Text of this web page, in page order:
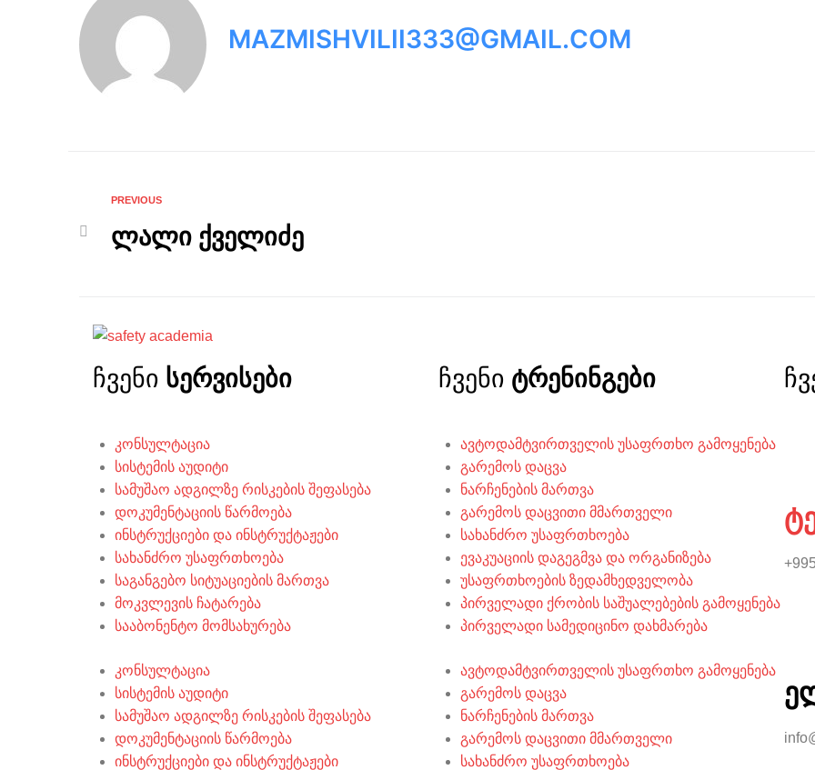
MAZMISHVILII333@GMAIL.COM
PREVIOUS
ლალი ქველიძე
ჩვენი სერვისები
კონსულტაცია
სისტემის აუდიტი
სამუშაო ადგილზე რისკების შეფასება
დოკუმენტაციის წარმოება
ინსტრუქციები და ინსტრუქტაჟები
სახანძრო უსაფრთხოება
საგანგებო სიტუაციების მართვა
მოკვლევის ჩატარება
სააბონენტო მომსახურება
კონსულტაცია
სისტემის აუდიტი
სამუშაო ადგილზე რისკების შეფასება
დოკუმენტაციის წარმოება
ინსტრუქციები და ინსტრუქტაჟები
ჩვენი ტრენინგები
ავტოდამტვირთველის უსაფრთხო გამოყენება
გარემოს დაცვა
ნარჩენების მართვა
გარემოს დაცვითი მმართველი
სახანძრო უსაფრთხოება
ევაკუაციის დაგეგმვა და ორგანიზება
უსაფრთხოების ზედამხედველობა
პირველადი ქრობის საშუალებების გამოყენება
პირველადი სამედიცინო დახმარება
ავტოდამტვირთველის უსაფრთხო გამოყენება
გარემოს დაცვა
ნარჩენების მართვა
გარემოს დაცვითი მმართველი
სახანძრო უსაფრთხოება